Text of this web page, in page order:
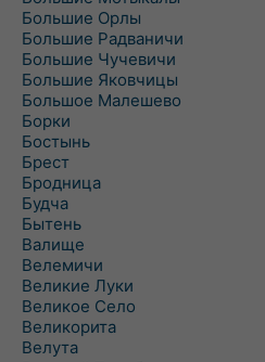
Большие Орлы
Большие Радваничи
Большие Чучевичи
Большие Яковчицы
Большое Малешево
Борки
Бостынь
Брест
Бродница
Будча
Бытень
Валище
Велемичи
Великие Луки
Великое Село
Великорита
Велута